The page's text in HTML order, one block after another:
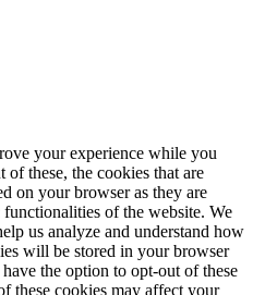
your experience while you
these, the cookies that are
on your browser as they are
of the website. We
us analyze and understand how
will be stored in your browser
the option to opt-out of these
these cookies may affect your